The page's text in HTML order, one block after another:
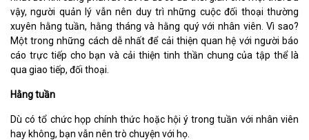
vậy, người quản lý vẫn nên duy trì những cuộc đối thoại thường
xuyên hằng tuần, hằng tháng và hằng quý với nhân viên. Vì sao?
Một trong những cách dễ nhất để cải thiện quan hệ với người báo
cáo trực tiếp cho bạn và cải thiện tinh thần chung của tập thể là
qua giao tiếp, đối thoại.
Hằng tuần
Dù có tổ chức họp chính thức hoặc hội ý trong tuần với nhân viên
hay không, bạn vẫn nên trò chuyện với họ.